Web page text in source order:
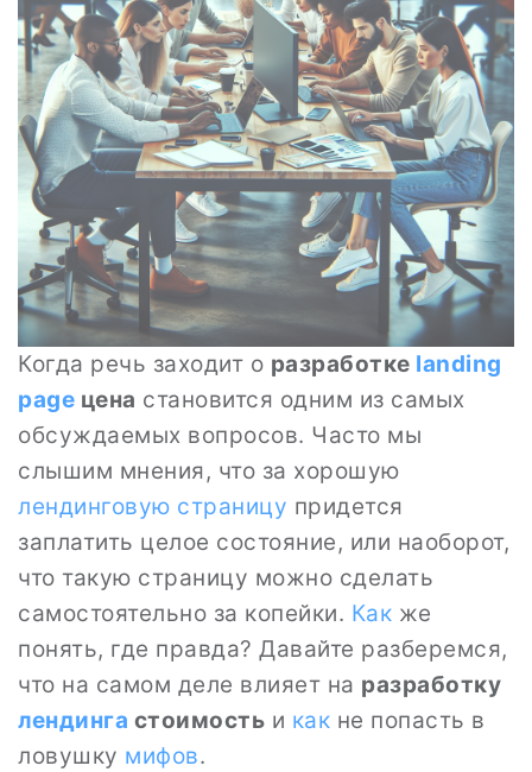
Когда речь заходит о разработке landing
page цена становится одним из самых
обсуждаемых вопросов. Часто мы
слышим мнения, что за хорошую
лендинговую страницу придется
заплатить целое состояние, или наоборот,
что такую страницу можно сделать
самостоятельно за копейки. Как же
понять, где правда? Давайте разберемся,
что на самом деле влияет на разработку
лендинга стоимость и как не попасть в
ловушку мифов.